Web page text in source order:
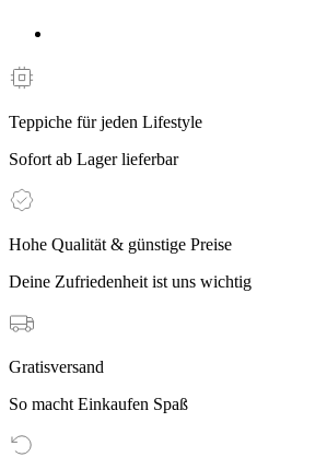
Teppiche für jeden Lifestyle
Sofort ab Lager lieferbar
Hohe Qualität & günstige Preise
Deine Zufriedenheit ist uns wichtig
Gratisversand
So macht Einkaufen Spaß